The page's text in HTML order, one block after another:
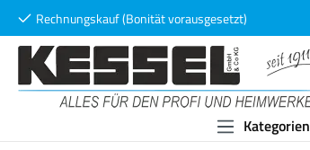
Hauptinhalt springen
Zur Suche springen
Zur Hauptnavigation springen
Rechnungskauf (Bonität vorausgesetzt)
Kategorien